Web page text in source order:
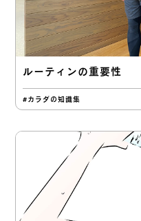
ルーティンの重要性
#カラダの知識集